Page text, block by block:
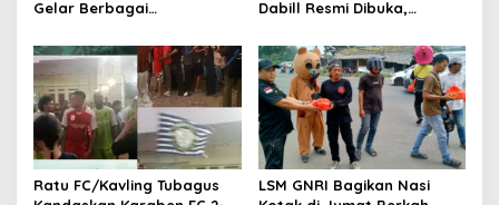
Gelar Berbagai
Prestasi Gemilang
Dabill Resmi Dibuka,
dengan Harga Ekonomis
Ratu FC/Kavling Tubagus
LSM GNRI Bagikan Nasi